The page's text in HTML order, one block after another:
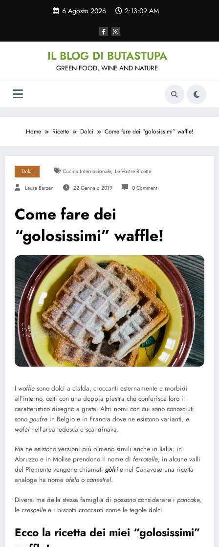
6 Agosto 2026 2:13:10 AM
IL BLOG DI BUTASTUPA
GREEN FOOD, WINE AND NATURE
Home Ricette Dolci Come fare dei “golosissimi” waffle!
Dolci Cucina Internazionale, Le Vostre Ricette
Laura Barzan 22 Gennaio 2019 0 Commenti
Come fare dei
“golosissimi” waffle!
I waffle sono dolci a cialda, croccanti esternamente e morbidi
all’interno, cotti con una doppia piastra che conferisce loro il
caratteristico disegno a grata. Altri nomi con cui sono conosciuti
sono gaufre in Belgio e in Francia dove ne esistono varianti, e
wafelnell’area tedesca e scandinava.
Ma ne esistono versioni più o meno simili anche in Italia: in
Abruzzo e in Molise prendono il nome di ferratelle, in alcune valli
del Piemonte vengono chiamati gòfrie nel Canavese una ricetta
analoga ha nome ofelao canestrel.
Diversi ma della stessa famiglia di possono considerare i pancake,
le crespelle e i biscotti croccanti come le tegole dolci.
Ecco la ricetta dei miei “golosissimi”